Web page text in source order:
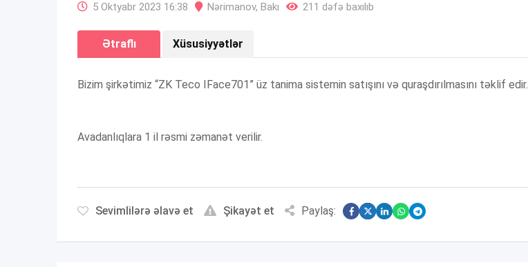
5 Oktyabr 2023 16:38 Nərimanov, Bakı 211 dəfə baxılıb
Ətraflı Xüsusiyyətlər
Bizim şirkətimiz “ZK Teco IFace701” üz tanima sistemin satışını və quraşdırılmasını təklif edir.
Avadanlıqlara 1 il rəsmi zəmanət verilir.
Sevimlilərə əlavə et Şikayət et Paylaş: